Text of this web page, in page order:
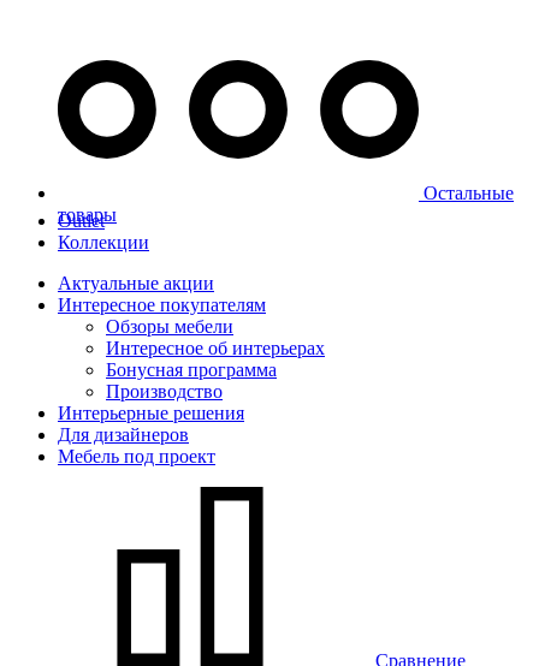
Остальные
товары
Outlet
Коллекции
Актуальные акции
Интересное покупателям
Обзоры мебели
Интересное об интерьерах
Бонусная программа
Производство
Интерьерные решения
Для дизайнеров
Мебель под проект
Сравнение